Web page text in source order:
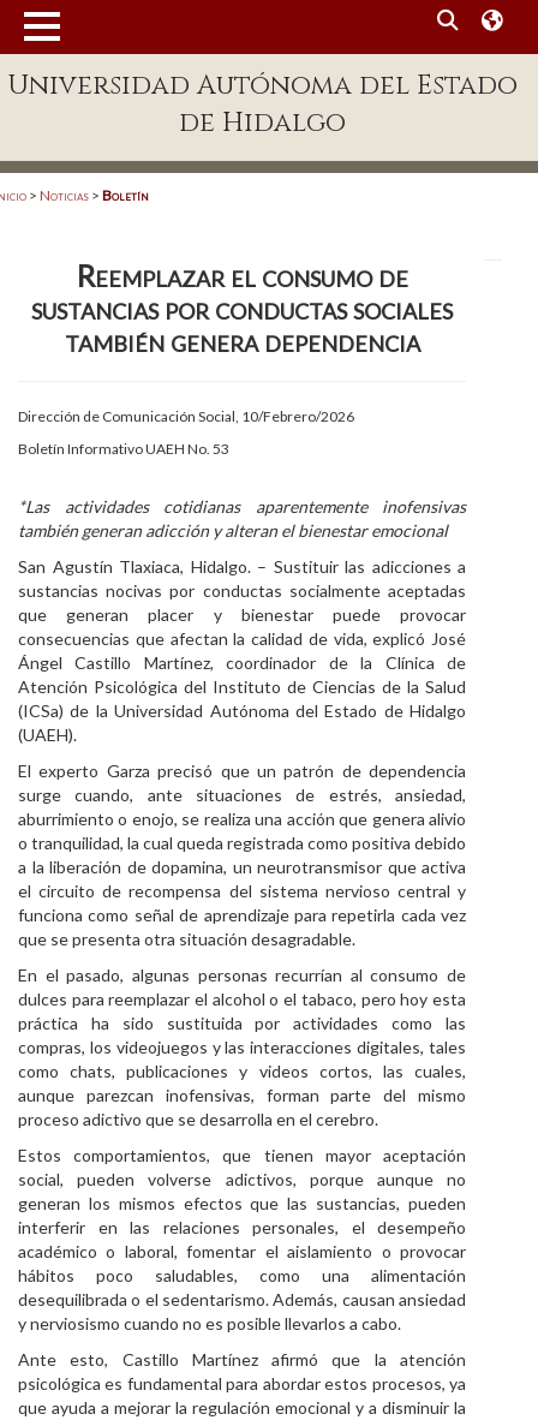
Enlaces
Patronato
Acreditación Internacional
Aspirantes
Personal
Alumni
Visitantes
Universidad Autónoma del Estado
de Hidalgo
> Noticias > Boletín
Reemplazar el consumo de
sustancias por conductas sociales
también genera dependencia
Dirección de Comunicación Social, 10/Febrero/2026
Boletín Informativo UAEH No. 53
*Las actividades cotidianas aparentemente inofensivas
también generan adicción y alteran el bienestar emocional
San Agustín Tlaxiaca, Hidalgo. – Sustituir las adicciones a
sustancias nocivas por conductas socialmente aceptadas
que generan placer y bienestar puede provocar
consecuencias que afectan la calidad de vida, explicó José
Ángel Castillo Martínez, coordinador de la Clínica de
Atención Psicológica del Instituto de Ciencias de la Salud
(ICSa) de la Universidad Autónoma del Estado de Hidalgo
(UAEH).
El experto Garza precisó que un patrón de dependencia
surge cuando, ante situaciones de estrés, ansiedad,
aburrimiento o enojo, se realiza una acción que genera alivio
o tranquilidad, la cual queda registrada como positiva debido
a la liberación de dopamina, un neurotransmisor que activa
el circuito de recompensa del sistema nervioso central y
funciona como señal de aprendizaje para repetirla cada vez
que se presenta otra situación desagradable.
En el pasado, algunas personas recurrían al consumo de
dulces para reemplazar el alcohol o el tabaco, pero hoy esta
práctica ha sido sustituida por actividades como las
compras, los videojuegos y las interacciones digitales, tales
como chats, publicaciones y videos cortos, las cuales,
aunque parezcan inofensivas, forman parte del mismo
proceso adictivo que se desarrolla en el cerebro.
Estos comportamientos, que tienen mayor aceptación
social, pueden volverse adictivos, porque aunque no
generan los mismos efectos que las sustancias, pueden
interferir en las relaciones personales, el desempeño
académico o laboral, fomentar el aislamiento o provocar
hábitos poco saludables, como una alimentación
desequilibrada o el sedentarismo. Además, causan ansiedad
y nerviosismo cuando no es posible llevarlos a cabo.
Ante esto, Castillo Martínez afirmó que la atención
psicológica es fundamental para abordar estos procesos, ya
que ayuda a mejorar la regulación emocional y a disminuir la